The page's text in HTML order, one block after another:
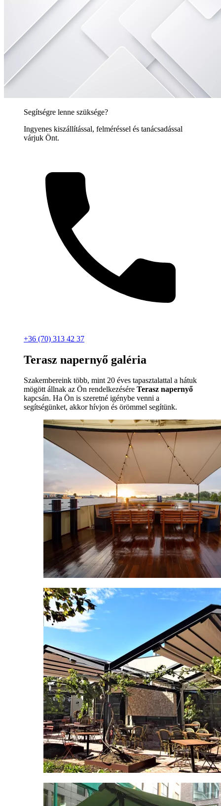
Segítségre lenne szüksége?
Ingyenes kiszállítással, felméréssel és tanácsadással
várjuk Önt.
+36 (70) 313 42 37
Terasz napernyő galéria
Szakembereink több, mint 20 éves tapasztalattal a hátuk
mögött állnak az Ön rendelkezésére Terasz napernyő
kapcsán. Ha Ön is szeretné igénybe venni a
segítségünket, akkor hívjon és örömmel segítünk.